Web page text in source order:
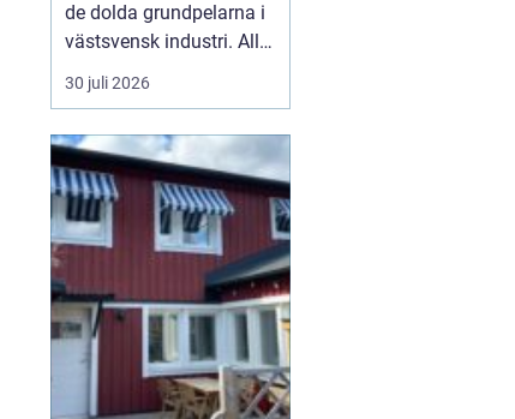
de dolda grundpelarna i
västsvensk industri. Allt
från marina
anläggningar längs
maskiner, räcken i
offentliga miljöer och
specialtillverkade
komponenter tillverkas
plåtbearbetning. När
för...
30 juli 2026